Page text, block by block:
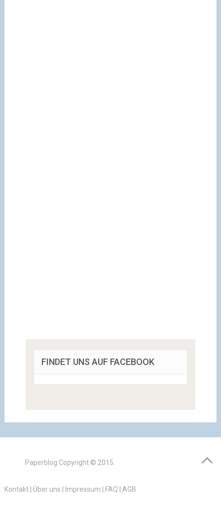
FINDET UNS AUF FACEBOOK
Paperblog Copyright © 2015.
Kontakt| Über uns Impressum FAQ AGB